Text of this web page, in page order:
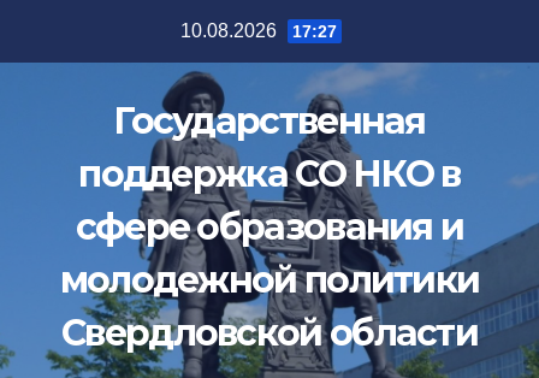
10.08.2026 17:27
Государственная
поддержка СО НКО в
сфере образования и
молодежной политики
Свердловской области